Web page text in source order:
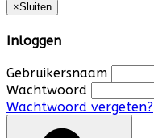
×Sluiten
Inloggen
Gebruikersnaam
Wachtwoord
Wachtwoord vergeten?